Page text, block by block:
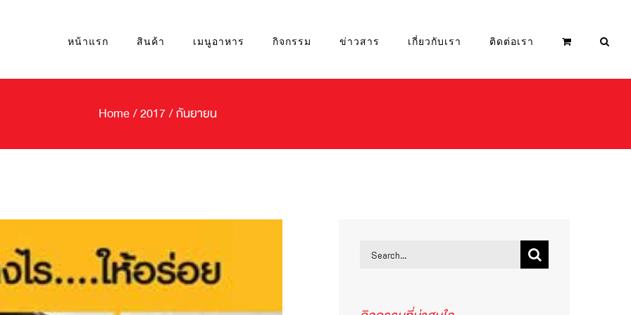
หน้าแรก สินค้า เมนูอาหาร กิจกรรม ข่าวสาร เกี่ยวกับเรา ติดต่อเรา
Home/2017/กันยายน
Search